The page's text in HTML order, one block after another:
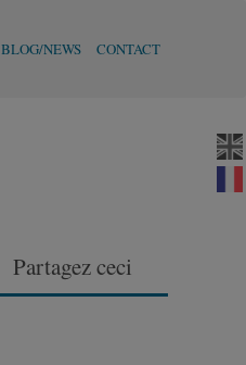
BLOG/NEWS CONTACT
Partagez ceci